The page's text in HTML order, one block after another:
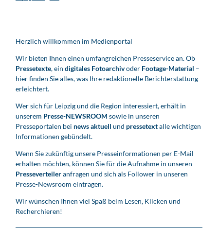
Herzlich willkommen im Medienportal
Wir bieten Ihnen einen umfangreichen Presseservice an. Ob
Pressetexte, ein digitales Fotoarchivoder Footage-Material –
hier finden Sie alles, was Ihre redaktionelle Berichterstattung
erleichtert.
Wer sich für Leipzig und die Region interessiert, erhält in
unserem Presse-NEWSROOM sowie in unseren
Presseportalen bei news aktuell und pressetextalle wichtigen
Informationen gebündelt.
Wenn Sie zukünftig unsere Presseinformationen per E-Mail
erhalten möchten, können Sie für die Aufnahme in unseren
Presseverteileranfragen und sich als Follower in unseren
Presse-Newsroom eintragen.
Wir wünschen Ihnen viel Spaß beim Lesen, Klicken und
Recherchieren!